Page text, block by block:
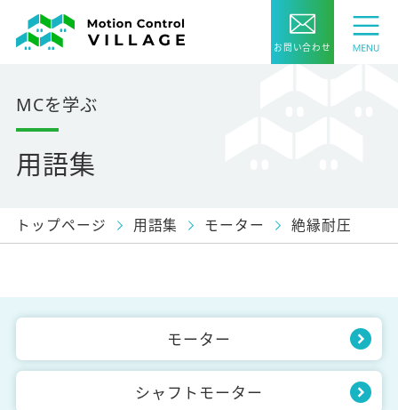
お問い合わせ
MCを学ぶ
用語集
トップページ 用語集 モーター 絶縁耐圧
モーター
シャフトモーター